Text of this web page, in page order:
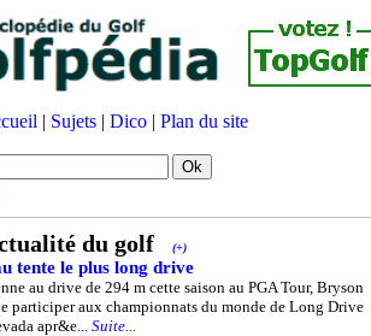
| Sujets | Dico | Plan du site
du golf (+)
tente le plus long drive
au drive de 294 m cette saison au PGA Tour, Bryson
participer aux championnats du monde de Long Drive
apr&e... Suite...